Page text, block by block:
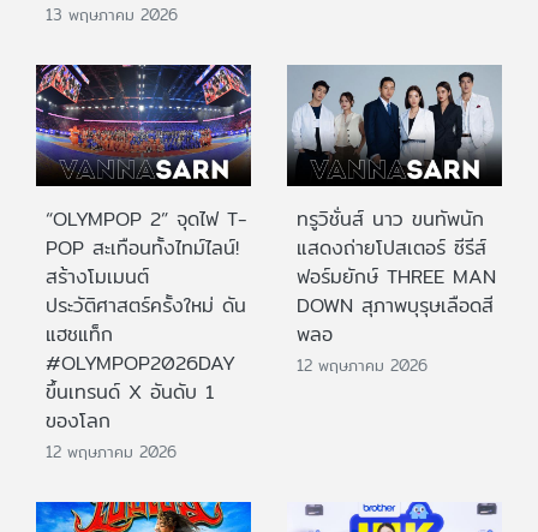
13 พฤษภาคม 2026
“OLYMPOP 2” จุดไฟ T-
POP สะเทือนทั้งไทม์ไลน์!
สร้างโมเมนต์
ประวัติศาสตร์ครั้งใหม่ ดัน
แฮชแท็ก
#OLYMPOP2026DAY
ขึ้นเทรนด์ X อันดับ 1
ของโลก
12 พฤษภาคม 2026
ทรูวิชั่นส์ นาว ขนทัพนัก
แสดงถ่ายโปสเตอร์ ซีรีส์
ฟอร์มยักษ์ THREE MAN
DOWN สุภาพบุรุษเลือดสี
พลอ
12 พฤษภาคม 2026